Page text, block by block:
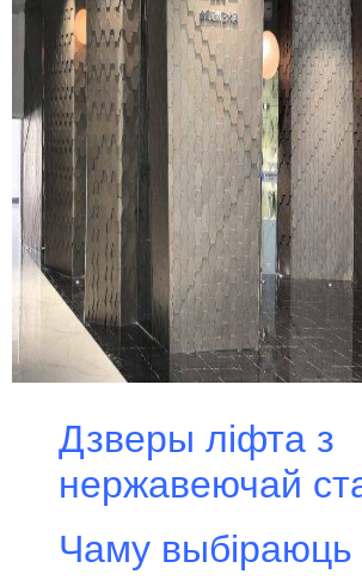
Дзверы ліфта з
нержавеючай
Чаму выбіраюць